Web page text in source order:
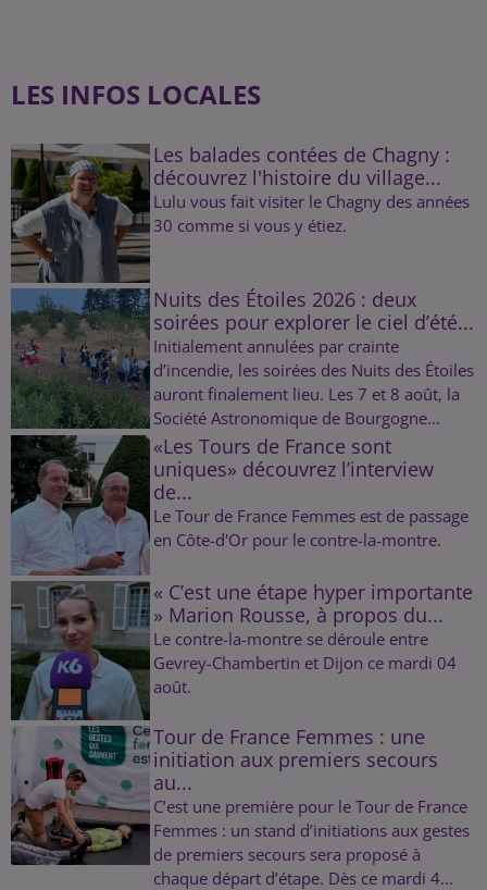
LES INFOS LOCALES
Les balades contées de Chagny :
découvrez l'histoire du village...
Lulu vous fait visiter le Chagny des années
30 comme si vous y étiez.
Nuits des Étoiles 2026 : deux
soirées pour explorer le ciel d’été...
Initialement annulées par crainte
d’incendie, les soirées des Nuits des Étoiles
auront finalement lieu. Les 7 et 8 août, la
Société Astronomique de Bourgogne...
«Les Tours de France sont
uniques» découvrez l’interview
de...
Le Tour de France Femmes est de passage
en Côte-d'Or pour le contre-la-montre.
« C’est une étape hyper importante
» Marion Rousse, à propos du...
Le contre-la-montre se déroule entre
Gevrey-Chambertin et Dijon ce mardi 04
août.
Tour de France Femmes : une
initiation aux premiers secours
au...
C’est une première pour le Tour de France
Femmes : un stand d’initiations aux gestes
de premiers secours sera proposé à
chaque départ d’étape. Dès ce mardi 4...